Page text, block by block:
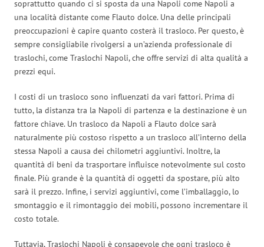
soprattutto quando ci si sposta da una Napoli come Napoli a
una località distante come Flauto dolce. Una delle principali
preoccupazioni è capire quanto costerà il trasloco. Per questo, è
sempre consigliabile rivolgersi a un’azienda professionale di
traslochi, come Traslochi Napoli, che offre servizi di alta qualità a
prezzi equi.
I costi di un trasloco sono influenzati da vari fattori. Prima di
tutto, la distanza tra la Napoli di partenza e la destinazione è un
fattore chiave. Un trasloco da Napoli a Flauto dolce sarà
naturalmente più costoso rispetto a un trasloco all’interno della
stessa Napoli a causa dei chilometri aggiuntivi. Inoltre, la
quantità di beni da trasportare influisce notevolmente sul costo
finale. Più grande è la quantità di oggetti da spostare, più alto
sarà il prezzo. Infine, i servizi aggiuntivi, come l’imballaggio, lo
smontaggio e il rimontaggio dei mobili, possono incrementare il
costo totale.
Tuttavia, Traslochi Napoli è consapevole che ogni trasloco è